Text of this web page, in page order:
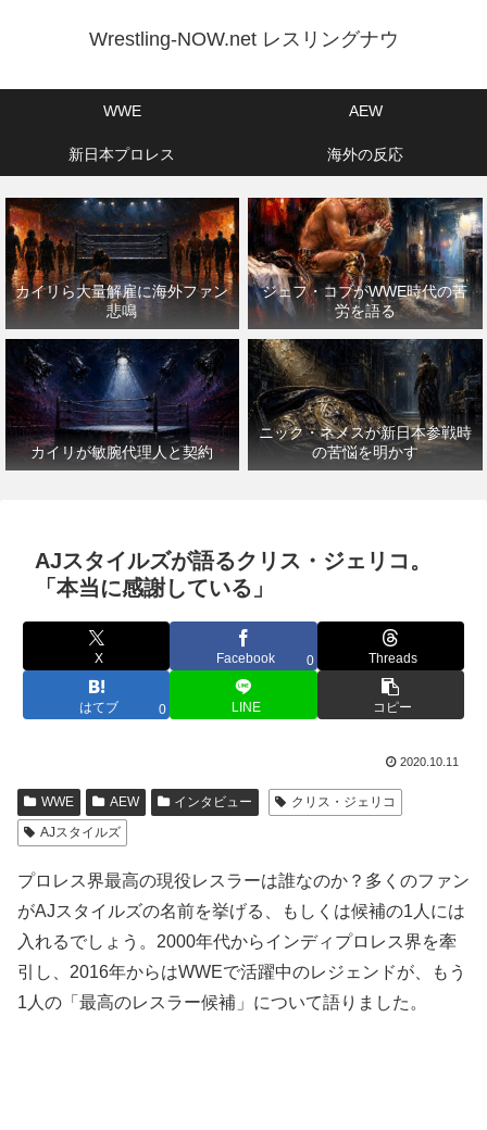
Wrestling-NOW.net レスリングナウ
WWE AEW
新日本プロレス 海外の反応
カイリら大量解雇に海外ファン
悲鳴
ジェフ・コブがWWE時代の苦
労を語る
カイリが敏腕代理人と契約
ニック・ネメスが新日本参戦時
の苦悩を明かす
AJスタイルズが語るクリス・ジェリコ。
「本当に感謝している」
X Facebook 0 Threads
はてブ 0 LINE コピー
2020.10.11
WWE AEW インタビュー
クリス・ジェリコ
AJスタイルズ
プロレス界最高の現役レスラーは誰なのか？多くのファン
がAJスタイルズの名前を挙げる、もしくは候補の1人には
入れるでしょう。2000年代からインディプロレス界を牽
引し、2016年からはWWEで活躍中のレジェンドが、もう
1人の「最高のレスラー候補」について語りました。